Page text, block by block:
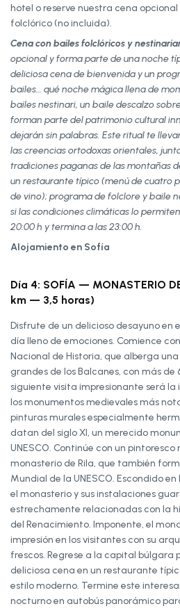
hotel o reserve nuestra cena
folclórico (no incluida).
Cena con bailes folclóricos y
opcional y forma parte de una noche
deliciosa cena de bienvenida y un
bailes… qué noche mágica llena de
bailes nestinari, un baile descalzo
forman parte del patrimonio cultural
dejarán sin palabras. Este ritual te
las creencias ortodoxas orientales,
tradiciones paganas de las montañas
un restaurante típico (menú de cuatro
de vino); programa de folclore y baile
si las condiciones climáticas lo
20:00 h y termina a las 23:00 h.
Alojamiento en Sofía
Día 4: SOFÍA — MONASTERIO
km — 3,5 horas)
Disfrute de un delicioso desayuno en
día lleno de emociones. Comience
Nacional de Historia, que alberga
grandes de los Balcanes, con más de
siguiente visita impresionante será la
los monumentos medievales más
pinturas murales especialmente
datan del siglo XI, un merecido
UNESCO. Continúe con un
monasterio de Rila, que también
Mundial de la UNESCO. Escondido
el monasterio y sus instalaciones
estrechamente relacionadas con la
del Renacimiento. Imponente, el
impresión en los visitantes con su
frescos. Regrese a la capital búlgara
deliciosa cena en un restaurante
estilo moderno. Termine este
nocturno en autobús panorámico